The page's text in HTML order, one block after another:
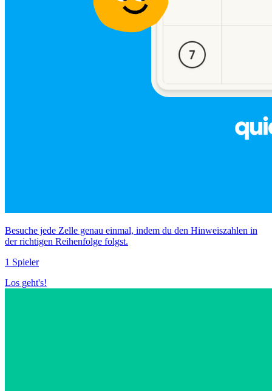
Besuche jede Zelle genau einmal, indem du den Hinweiszahlen in
der richtigen Reihenfolge folgst.
1 Spieler
Los geht's!